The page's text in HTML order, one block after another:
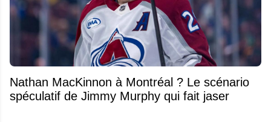
Nathan MacKinnon à Montréal ? Le scénario
spéculatif de Jimmy Murphy qui fait jaser